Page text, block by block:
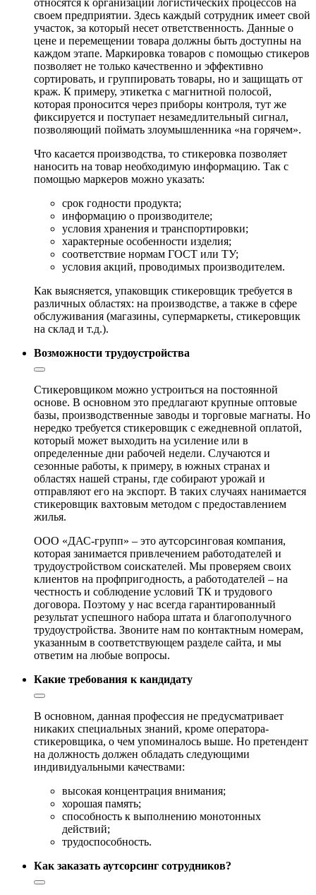
своем предприятии. Здесь каждый сотрудник имеет свой
участок, за который несет ответственность. Данные о
цене и перемещении товара должны быть доступны на
каждом этапе. Маркировка товаров с помощью стикеров
позволяет не только качественно и эффективно
сортировать, и группировать товары, но и защищать от
краж. К примеру, этикетка с магнитной полосой,
которая проносится через приборы контроля, тут же
фиксируется и поступает незамедлительный сигнал,
позволяющий поймать злоумышленника «на горячем».
Что касается производства, то стикеровка позволяет
наносить на товар необходимую информацию. Так с
помощью маркеров можно указать:
срок годности продукта;
информацию о производителе;
условия хранения и транспортировки;
характерные особенности изделия;
соответствие нормам ГОСТ или ТУ;
условия акций, проводимых производителем.
Как выясняется, упаковщик стикеровщик требуется в
различных областях: на производстве, а также в сфере
обслуживания (магазины, супермаркеты, стикеровщик
на склад и т.д.).
Возможности трудоустройства
Стикеровщиком можно устроиться на постоянной
основе. В основном это предлагают крупные оптовые
базы, производственные заводы и торговые магнаты. Но
нередко требуется стикеровщик с ежедневной оплатой,
который может выходить на усиление или в
определенные дни рабочей недели. Случаются и
сезонные работы, к примеру, в южных странах и
областях нашей страны, где собирают урожай и
отправляют его на экспорт. В таких случаях нанимается
стикеровщик вахтовым методом с предоставлением
жилья.
ООО «ДАС-групп» – это аутсорсинговая компания,
которая занимается привлечением работодателей и
трудоустройством соискателей. Мы проверяем своих
клиентов на профпригодность, а работодателей – на
честность и соблюдение условий ТК и трудового
договора. Поэтому у нас всегда гарантированный
результат успешного набора штата и благополучного
трудоустройства. Звоните нам по контактным номерам,
указанным в соответствующем разделе сайта, и мы
ответим на любые вопросы.
Какие требования к кандидату
В основном, данная профессия не предусматривает
никаких специальных знаний, кроме оператора-
стикеровщика, о чем упоминалось выше. Но претендент
на должность должен обладать следующими
индивидуальными качествами:
высокая концентрация внимания;
хорошая память;
способность к выполнению монотонных
действий;
трудоспособность.
Как заказать аутсорсинг сотрудников?